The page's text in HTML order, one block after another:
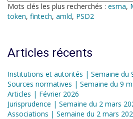
Mots clés les plus recherchés : esma,
token, fintech, amld, PSD2
Articles récents
Institutions et autorités | Semaine du
Sources normatives | Semaine du 9
Articles | Février 2026
Jurisprudence | Semaine du 2 mars
Associations | Semaine du 2 mars